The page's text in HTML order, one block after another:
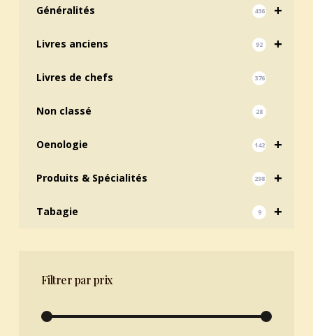
+
Généralités 436
+
Livres anciens 92
Livres de chefs 376
Non classé 28
+
Oenologie 142
+
Produits & Spécialités 298
+
Tabagie 9
Filtrer par prix